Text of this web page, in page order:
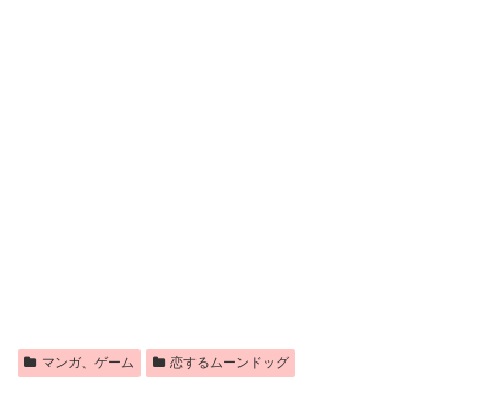
マンガ、ゲーム 恋するムーンドッグ